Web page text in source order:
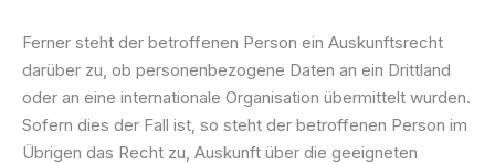
Ferner steht der betroffenen Person ein Auskunftsrecht
darüber zu, ob personenbezogene Daten an ein Drittland
oder an eine internationale Organisation übermittelt wurden.
Sofern dies der Fall ist, so steht der betroffenen Person im
Übrigen das Recht zu, Auskunft über die geeigneten